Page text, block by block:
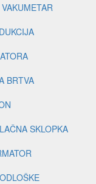
VAKUMETAR
BRTVA
SKLOPKA